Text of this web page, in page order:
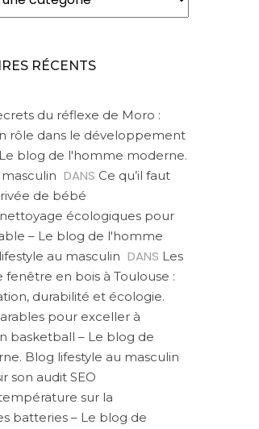
RÉCENTS
du réflexe de Moro :
rôle dans le développement
blog de l'homme moderne.
DANS Ce qu’il faut
de bébé
écologiques pour
– Le blog de l'homme
au masculin DANS Les
fenêtre en bois à Toulouse :
durabilité et écologie.
pour exceller à
basketball – Le blog de
Blog lifestyle au masculin
son audit SEO
sur la
batteries – Le blog de